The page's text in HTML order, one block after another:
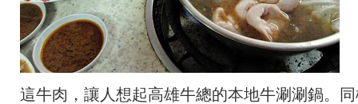
這牛肉，讓人想起高雄牛總的本地牛涮涮鍋。